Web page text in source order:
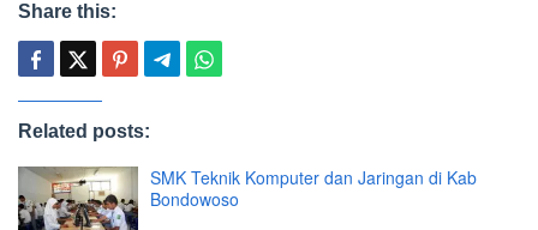
Share this:
Related posts:
SMK Teknik Komputer dan Jaringan di Kab
Bondowoso